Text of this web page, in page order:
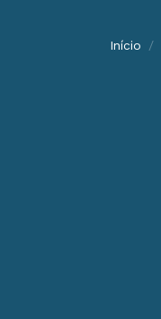
Início